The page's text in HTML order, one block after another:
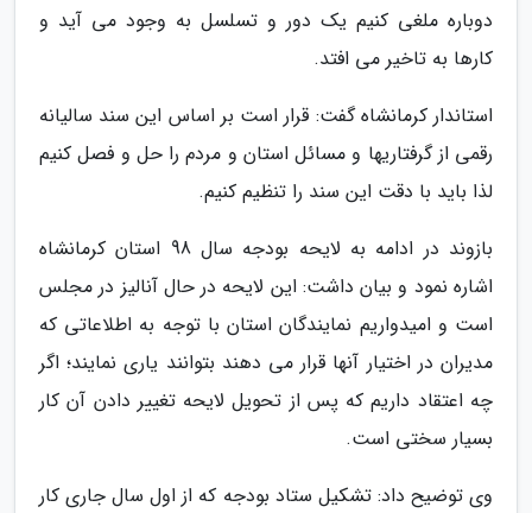
دوباره ملغی کنیم یک دور و تسلسل به وجود می آید و
کارها به تاخیر می افتد.
استاندار کرمانشاه گفت: قرار است بر اساس این سند سالیانه
رقمی از گرفتاریها و مسائل استان و مردم را حل و فصل کنیم
لذا باید با دقت این سند را تنظیم کنیم.
بازوند در ادامه به لایحه بودجه سال 98 استان کرمانشاه
اشاره نمود و بیان داشت: این لایحه در حال آنالیز در مجلس
است و امیدواریم نمایندگان استان با توجه به اطلاعاتی که
مدیران در اختیار آنها قرار می دهند بتوانند یاری نمایند؛ اگر
چه اعتقاد داریم که پس از تحویل لایحه تغییر دادن آن کار
بسیار سختی است.
وی توضیح داد: تشکیل ستاد بودجه که از اول سال جاری کار